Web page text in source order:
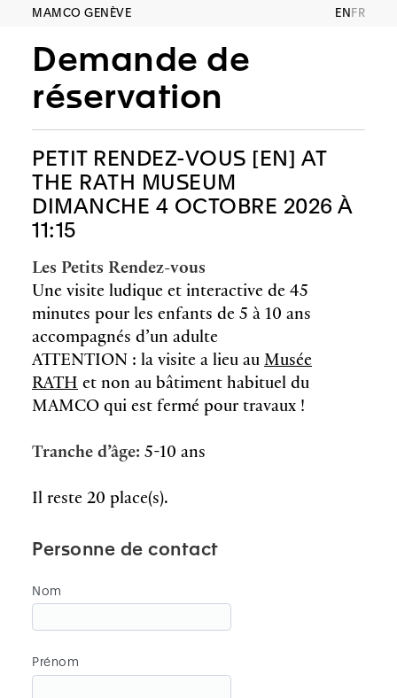
MAMCO GENÈVE FR
EN
Demande de
réservation
PETIT RENDEZ-VOUS [EN] AT
THE RATH MUSEUM
DIMANCHE 4 OCTOBRE 2026 À
11:15
Les Petits Rendez-vous
Une visite ludique et interactive de 45
minutes pour les enfants de 5 à 10 ans
accompagnés d’un adulte
ATTENTION : la visite a lieu auMusée
RATH et non au bâtiment habituel du
MAMCO qui est fermé pour travaux !
Tranche d’âge: 5-10 ans
Il reste 20 place(s).
Personne de contact
Nom
Prénom